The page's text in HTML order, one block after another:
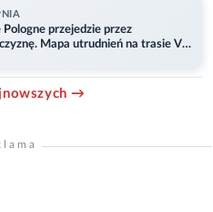
Pologne przejedzie przez
Mapa utrudnień na trasie V
→